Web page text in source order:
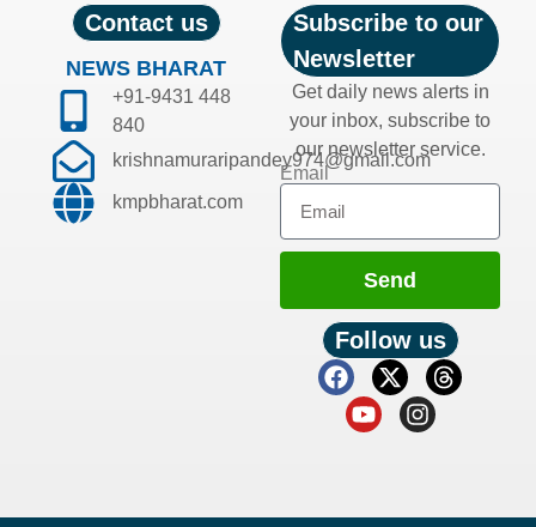
Contact us
NEWS BHARAT
+91-9431 448
840
krishnamuraripandey974@gmail.com
kmpbharat.com
Subscribe to our
Newsletter
Get daily news alerts in
your inbox, subscribe to
our newsletter service.
Email
Send
Follow us